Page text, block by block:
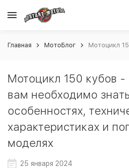
Главная МотоБлог Мотоцикл
Мотоцикл 150 кубов -
вам необходимо
особенностях,
характеристиках и
моделях
25 января 2024